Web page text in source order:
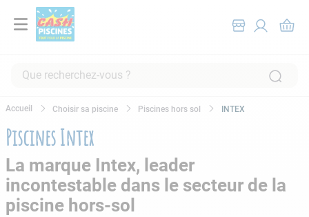
Que recherchez-vous ?
Choisir sa piscine Piscines hors sol INTEX
Piscines Intex
La marque Intex, leader
incontestable dans le secteur de la
piscine hors-sol
2.
piscine hors sol
3.
robot piscine
4.
aspirateur